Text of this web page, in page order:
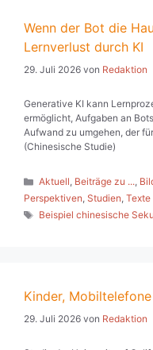
Wenn der Bot die
Lernverlust durch KI
29. Juli 2026 von Redaktion
Generative KI kann
ermöglicht, Aufgaben an
Aufwand zu umgehen, der
(Chinesische Studie)
Kategorien
Aktuell, Beiträge zu ...,
Perspektiven, Studien, Texte
Schlagwörter
Beispiel chinesische
Kinder,
29. Juli 2026 von Redaktion